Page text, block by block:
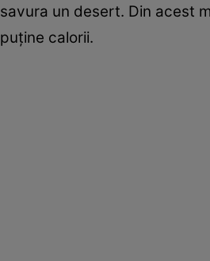
savura un desert. Din acest
puţine calorii.